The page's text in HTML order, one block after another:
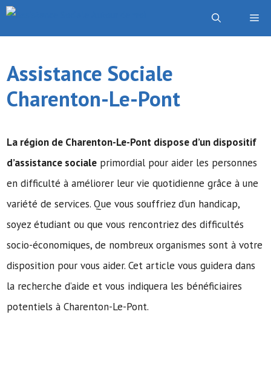
Aller
Assistance Sociale
Charenton-Le-Pont
La région de Charenton-Le-Pont dispose d’un dispositif
d’assistance sociale primordial pour aider les personnes
en difficulté à améliorer leur vie quotidienne grâce à une
variété de services. Que vous souffriez d’un handicap,
soyez étudiant ou que vous rencontriez des difficultés
socio-économiques, de nombreux organismes sont à votre
disposition pour vous aider. Cet article vous guidera dans
la recherche d’aide et vous indiquera les bénéficiaires
potentiels à Charenton-Le-Pont.